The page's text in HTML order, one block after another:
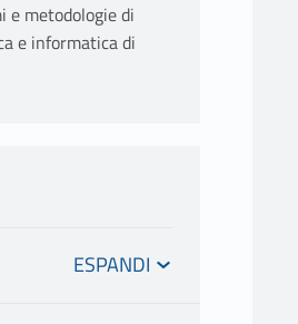
e metodologie di
e informatica di